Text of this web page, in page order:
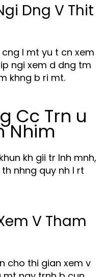
Dng V Thit
l mt yu t cn xem
ngi xem d dng tm
khng b ri mt.
Cc Trn u
Nhim
kh gii tr lnh mnh,
nhng quy nh l rt
V Tham
cho thi gian xem v